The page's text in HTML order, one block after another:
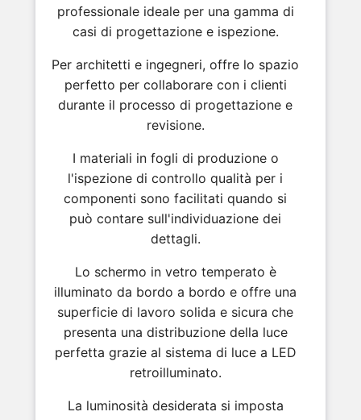
professionale ideale per una gamma di
casi di progettazione e ispezione.
Per architetti e ingegneri, offre lo spazio
perfetto per collaborare con i clienti
durante il processo di progettazione e
revisione.
I materiali in fogli di produzione o
l'ispezione di controllo qualità per i
componenti sono facilitati quando si
può contare sull'individuazione dei
dettagli.
Lo schermo in vetro temperato è
illuminato da bordo a bordo e offre una
superficie di lavoro solida e sicura che
presenta una distribuzione della luce
perfetta grazie al sistema di luce a LED
retroilluminato.
La luminosità desiderata si imposta